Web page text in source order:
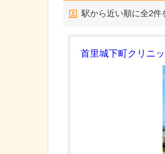
駅から近い順に全2件
首里城下町クリニ